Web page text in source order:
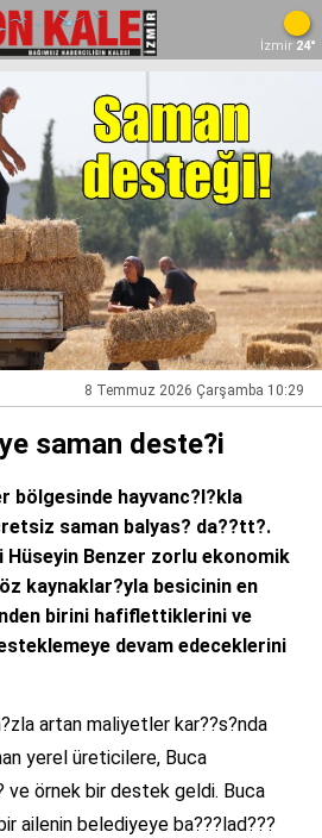
İzmir 24°
8 Temmuz 2026 Çarşamba 10:29
saman deste?i
bölgesinde hayvanc?l?kla
saman balyas? da??tt?.
Hüseyin Benzer zorlu ekonomik
kaynaklar?yla besicinin en
birini hafiflettiklerini ve
devam edeceklerini
artan maliyetler kar??s?nda
yerel üreticilere, Buca
ve örnek bir destek geldi. Buca
ailenin belediyeye ba???lad???